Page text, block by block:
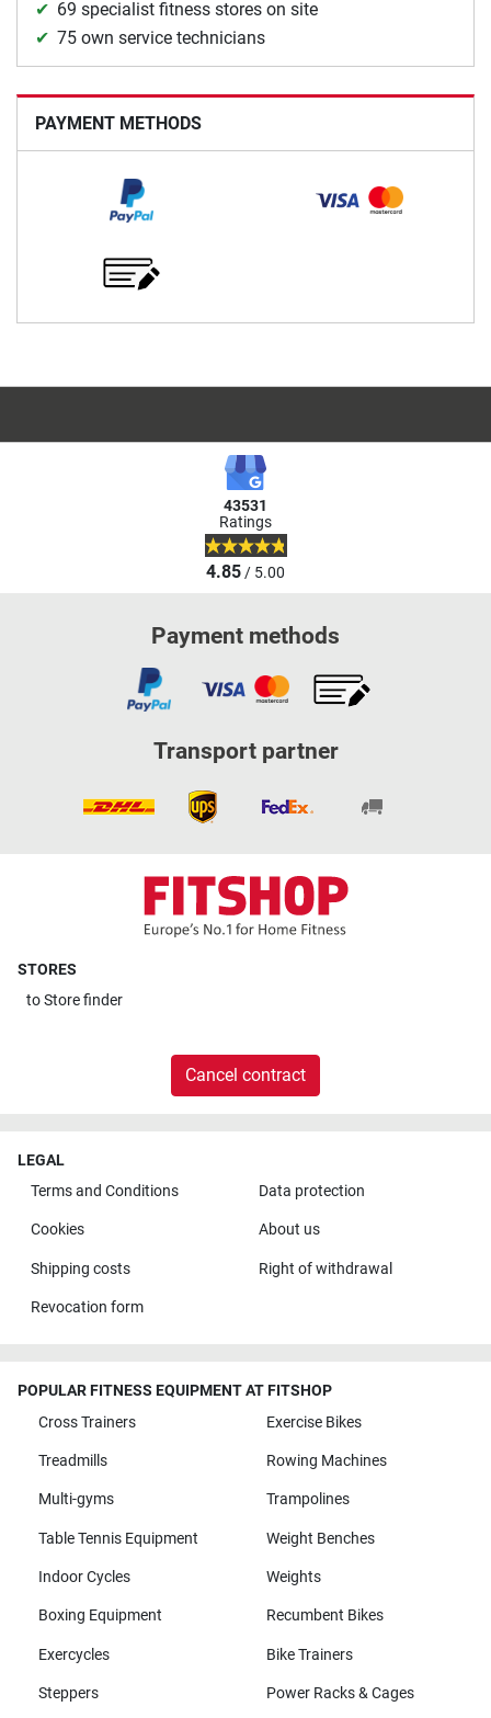
69 specialist fitness stores on site
75 own service technicians
PAYMENT METHODS
43531
Ratings
4.85/ 5.00
Payment methods
Transport partner
STORES
toStore finder
Cancel contract
LEGAL
Terms and Conditions
Data protection
Cookies About us
Shipping costs Right of withdrawal
Revocation form
POPULAR FITNESS EQUIPMENT AT FITSHOP
Cross Trainers
Exercise Bikes
Treadmills Rowing Machines
Multi-gyms Trampolines
Table Tennis Equipment Weight Benches
Indoor Cycles Weights
Boxing Equipment Recumbent Bikes
Exercycles Bike Trainers
Steppers Power Racks & Cages